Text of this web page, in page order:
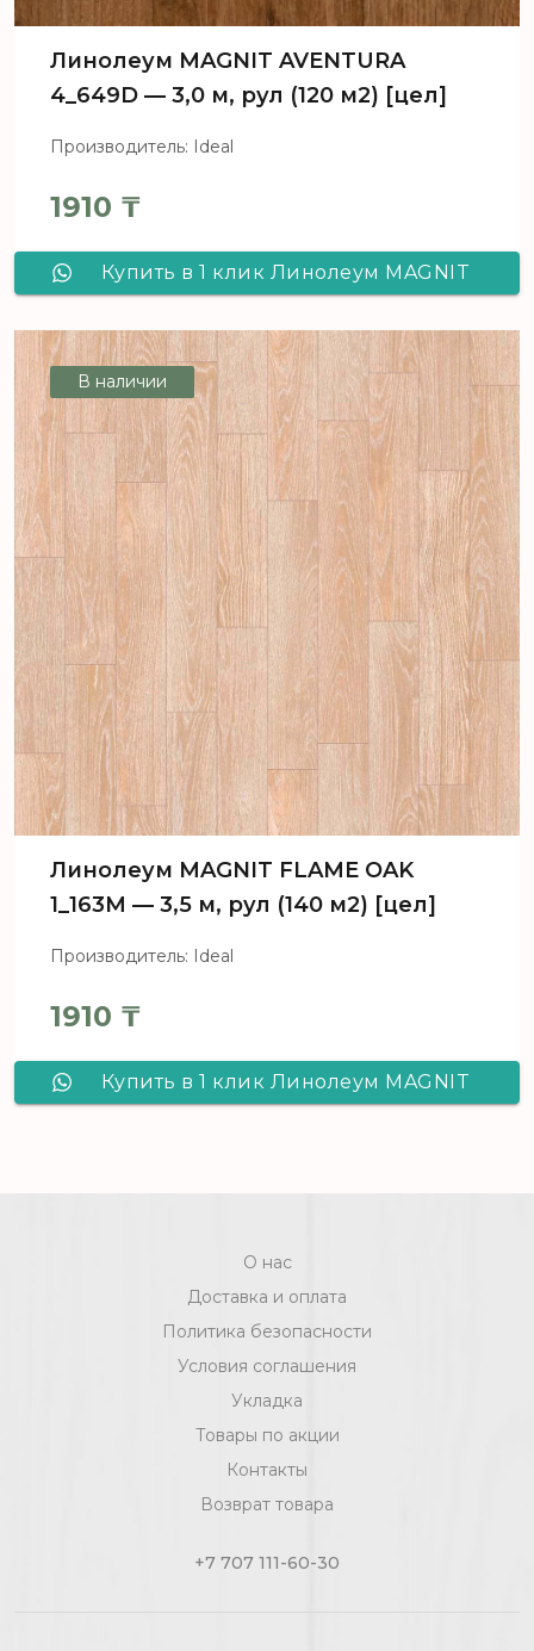
Линолеум MAGNIT AVENTURA
4_649D — 3,0 м, рул (120 м2) [цел]
Производитель: Ideal
1910 ₸
Купить в 1 клик Линолеум MAGNIT
м2) [цел]
В наличии
Линолеум MAGNIT FLAME OAK
1_163M — 3,5 м, рул (140 м2) [цел]
Производитель: Ideal
1910 ₸
Купить в 1 клик Линолеум MAGNIT
О нас
Доставка и оплата
Политика безопасности
Условия соглашения
Укладка
Товары по акции
Контакты
Возврат товара
+7 707 111-60-30